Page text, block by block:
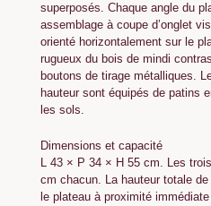
superposés. Chaque angle du
assemblage à coupe d’onglet
orienté horizontalement sur le
rugueux du bois de mindi
boutons de tirage métalliques.
hauteur sont équipés de patins
les sols.
Dimensions et capacité
L 43 × P 34 × H 55 cm. Les
cm chacun. La hauteur totale
le plateau à proximité